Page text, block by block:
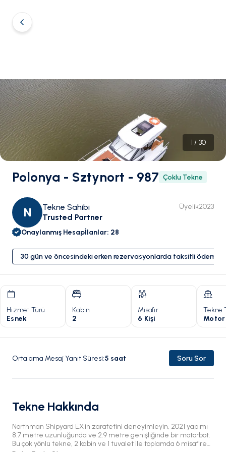
1 / 30
Polonya - Sztynort - 987 Çoklu Tekne
N
Tekne Sahibi
Trusted Partner
Üyelik2023
Onaylanmış Hesapİlanlar: 28
30 gün ve öncesindeki erken rezervasyonlarda taksitli ödeme
Hizmet Türü
Esnek
Kabin
2
Misafir
6 Kişi
Tekne
Motor
Ortalama Mesaj Yanıt Süresi:5 saat Soru Sor
Tekne Hakkında
Northman Shipyard EX'in zarafetini deneyimleyin, 2021 yapımı
8.7 metre uzunluğunda ve 2.9 metre genişliğinde bir motorbot.
Bu çok yönlü tekne, 2 kabin ve 1 tuvalet ile toplamda 6 misafire